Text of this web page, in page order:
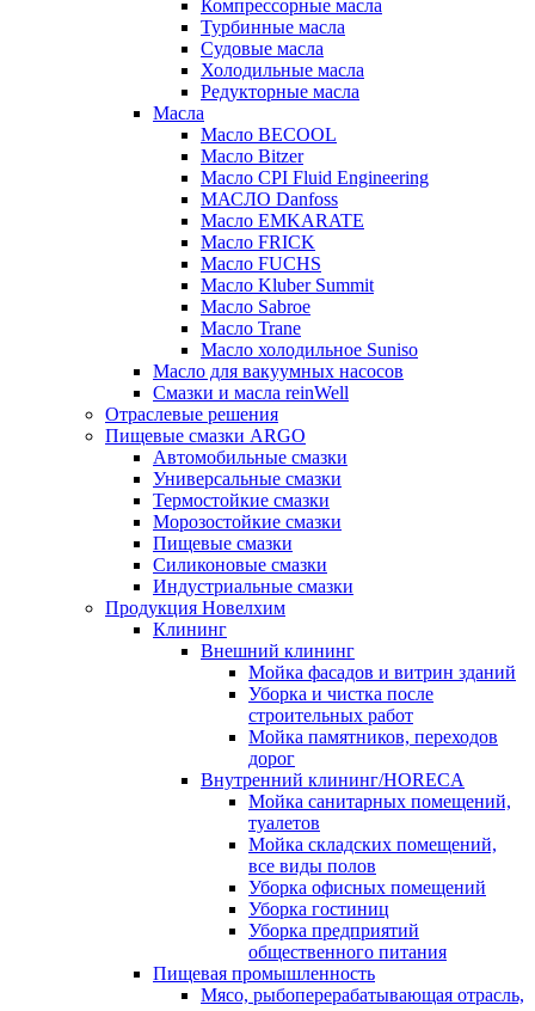
Компрессорные масла
Турбинные масла
Судовые масла
Холодильные масла
Редукторные масла
Масла
Масло BECOOL
Масло Bitzer
Масло CPI Fluid Engineering
МАСЛО Danfoss
Масло EMKARATE
Масло FRICK
Масло FUCHS
Масло Kluber Summit
Масло Sabroe
Масло Trane
Масло холодильное Suniso
Масло для вакуумных насосов
Смазки и масла reinWell
Отраслевые решения
Пищевые смазки ARGO
Автомобильные смазки
Универсальные смазки
Термостойкие смазки
Морозостойкие смазки
Пищевые смазки
Силиконовые смазки
Индустриальные смазки
Продукция Новелхим
Клининг
Внешний клининг
Мойка фасадов и витрин зданий
Уборка и чистка после
строительных работ
Мойка памятников, переходов
дорог
Внутренний клининг/HORECA
Мойка санитарных помещений,
туалетов
Мойка складских помещений,
все виды полов
Уборка офисных помещений
Уборка гостиниц
Уборка предприятий
общественного питания
Пищевая промышленность
Мясо, рыбоперерабатывающая отрасль,